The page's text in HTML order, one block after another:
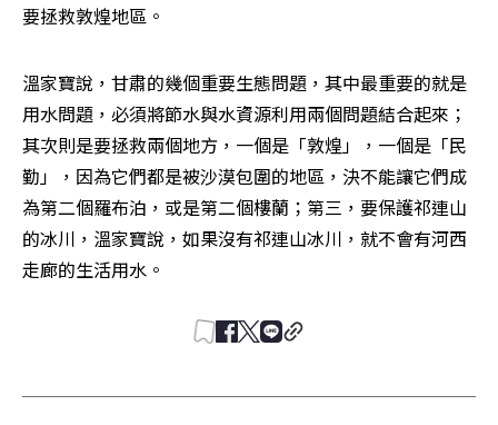
要拯救敦煌地區。
溫家寶說，甘肅的幾個重要生態問題，其中最重要的就是
用水問題，必須將節水與水資源利用兩個問題結合起來；
其次則是要拯救兩個地方，一個是「敦煌」，一個是「民
勤」，因為它們都是被沙漠包圍的地區，決不能讓它們成
為第二個羅布泊，或是第二個樓蘭；第三，要保護祁連山
的冰川，溫家寶說，如果沒有祁連山冰川，就不會有河西
走廊的生活用水。